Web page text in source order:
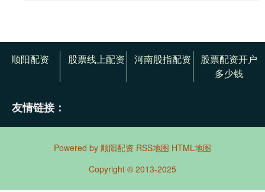
顺阳配资 股票线上配资 河南股指配资
股票配资开户
多少钱
友情链接：
Powered by 顺阳配资 RSS地图 HTML地图
Copyright © 2013-2025